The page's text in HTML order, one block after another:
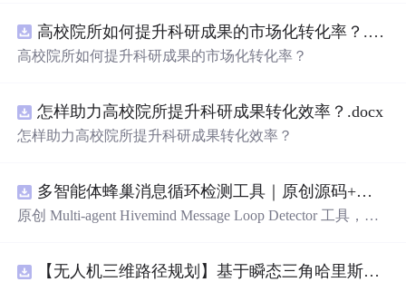
高校院所如何提升科研成果的市场化转化率？.docx
高校院所如何提升科研成果的市场化转化率？
怎样助力高校院所提升科研成果转化效率？.docx
怎样助力高校院所提升科研成果转化效率？
多智能体蜂巢消息循环检测工具｜原创源码+测试+离线报告
原创 Multi-agent Hivemind Message Loop Detector 工具，建
试、可复现合成示例、离线 HTML/JSON/SVG 报告、1080
【无人机三维路径规划】基于瞬态三角哈里斯鹰算法TTHHO实现多无人机协同集群避障路径规划（目标函数：最低成本：路径、高度、威胁、转角）（Matlab代码实现）